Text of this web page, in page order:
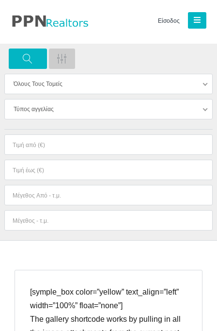
Συνδεθείτε
Είσοδος
Όλους Τους Τομείς
Τύπος αγγελίας
[symple_box color=”yellow” text_align=”left”
width=”100%” float=”none”]
The gallery shortcode works by pulling in all